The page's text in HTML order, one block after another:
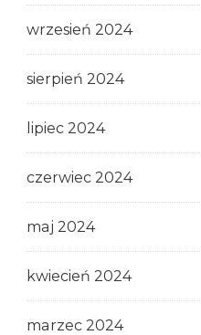
wrzesień 2024
sierpień 2024
lipiec 2024
czerwiec 2024
maj 2024
kwiecień 2024
marzec 2024